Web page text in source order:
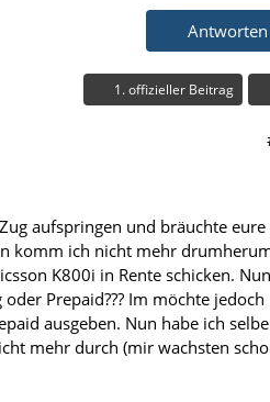
Antworten
1. offizieller Beitrag
aufspringen und bräuchte eure
komm ich nicht mehr
K800i in Rente schicken. Nun
Prepaid??? Im möchte jedoch
ausgeben. Nun habe ich
mehr durch (mir wachsten